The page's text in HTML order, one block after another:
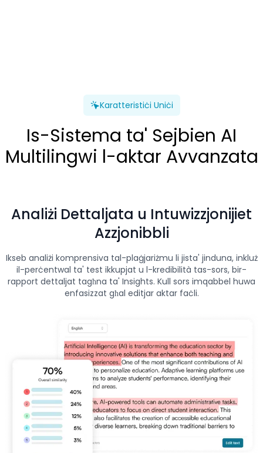
Karatteristiċi Uniċi
Is-Sistema ta' Sejbien AI
Multilingwi l-aktar Avvanzata
Analiżi Dettaljata u Intuwizzjonijiet
Azzjonibbli
Ikseb analiżi komprensiva tal-plaġjariżmu li jista' jinduna, inkluż
il-perċentwal ta' test ikkupjat u l-kredibilità tas-sors, bir-
rapport dettaljat tagħna ta' Insights. Kull sors imqabbel huwa
enfasizzat għal editjar aktar faċli.